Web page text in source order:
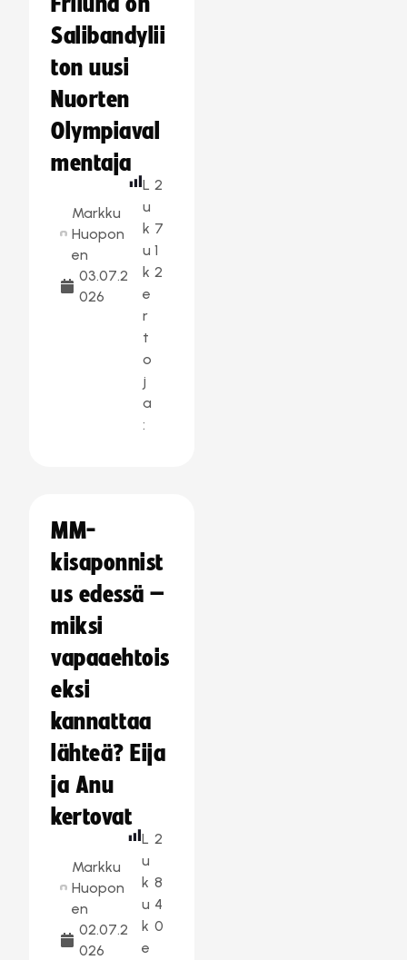
Salibandylii
ton uusi
Nuorten
Olympiaval
mentaja
Markku
Huopon
en
03.07.2
026
L
u
k
u
k
e
r
t
o
j
a
:
2
7
1
2
MM-
kisaponnist
us edessä –
miksi
vapaaehtois
eksi
kannattaa
lähteä? Eija
ja Anu
kertovat
Markku
Huopon
en
02.07.2
026
L
u
k
u
k
e
2
8
4
0